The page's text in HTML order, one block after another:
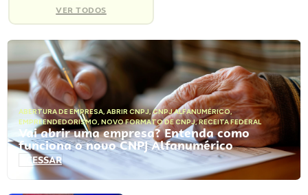
VER TODOS
ABERTURA DE EMPRESA, ABRIR CNPJ,CNPJ ALFANUMÉRICO,
EMPREENDEDORISMO, NOVO FORMATO DE CNPJ,RECEITA FEDERAL
Vai abrir uma empresa? Entenda como
funciona o novo CNPJ Alfanumérico
ACESSAR